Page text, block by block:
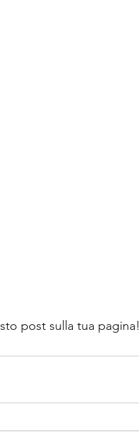
post sulla tua pagina!